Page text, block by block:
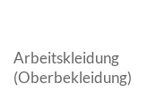
Arbeitskleidung
(Oberbekleidung)